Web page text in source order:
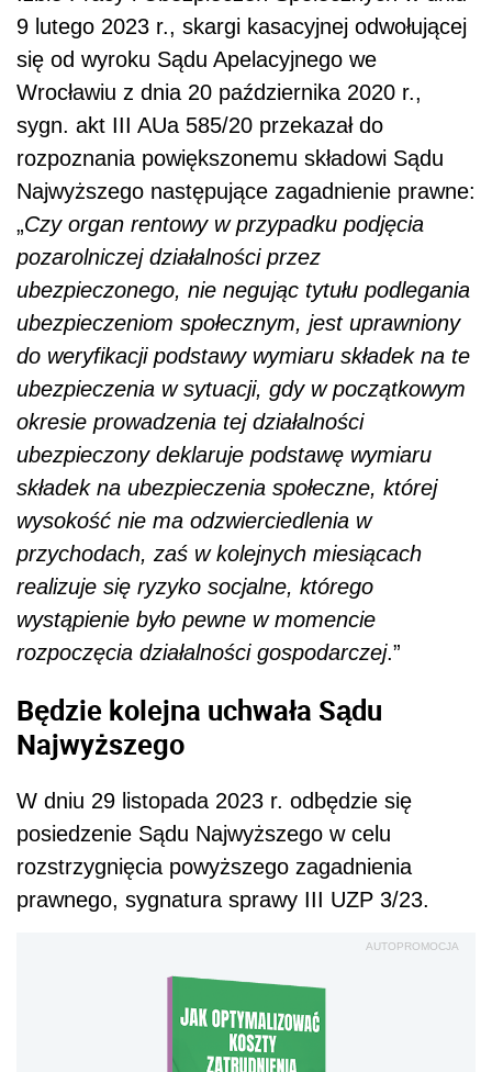
9 lutego 2023 r., ‎skargi kasacyjnej odwołującej
się od wyroku Sądu Apelacyjnego we
Wrocławiu ‎z dnia 20 października 2020 r.,
sygn. akt III AUa 585/20 przekazał do
rozpoznania powiększonemu składowi Sądu
Najwyższego następujące zagadnienie prawne:
„Czy organ rentowy w przypadku podjęcia
pozarolniczej działalności przez
ubezpieczonego, nie negując tytułu podlegania
ubezpieczeniom społecznym, jest uprawniony
do weryfikacji podstawy wymiaru składek na te
ubezpieczenia w sytuacji, gdy w początkowym
okresie prowadzenia tej działalności
ubezpieczony deklaruje podstawę wymiaru
składek na ubezpieczenia społeczne, której
wysokość nie ma odzwierciedlenia w
przychodach, zaś w kolejnych miesiącach
realizuje się ryzyko socjalne, którego
wystąpienie było pewne w momencie
rozpoczęcia działalności gospodarczej.”
Będzie kolejna uchwała Sądu
Najwyższego
W dniu 29 listopada 2023 r. odbędzie się
posiedzenie Sądu Najwyższego w celu
rozstrzygnięcia powyższego zagadnienia
prawnego, sygnatura sprawy III UZP 3/23.
AUTOPROMOCJA